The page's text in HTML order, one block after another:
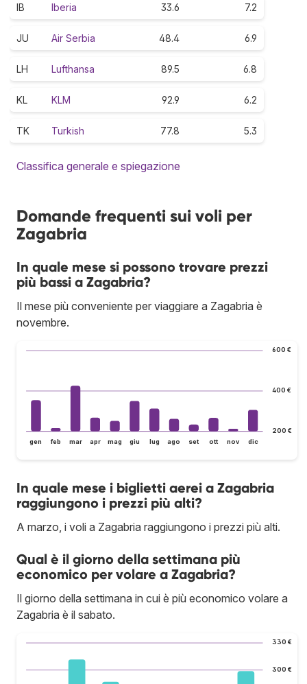
IB Iberia 33.6 7.2
JU Air Serbia 48.4 6.9
LH Lufthansa 89.5 6.8
KL KLM 92.9 6.2
TK Turkish 77.8 5.3
Classifica generale e spiegazione
Domande frequenti sui voli per
Zagabria
In quale mese si possono trovare prezzi
più bassi a Zagabria?
Il mese più conveniente per viaggiare a Zagabria è
novembre.
200 €
400 €
600 €
gen feb mar apr mag giu lug ago set ott nov dic
In quale mese i biglietti aerei a Zagabria
raggiungono i prezzi più alti?
A marzo, i voli a Zagabria raggiungono i prezzi più alti.
Qual è il giorno della settimana più
economico per volare a Zagabria?
Il giorno della settimana in cui è più economico volare a
Zagabria è il sabato.
300 €
330 €